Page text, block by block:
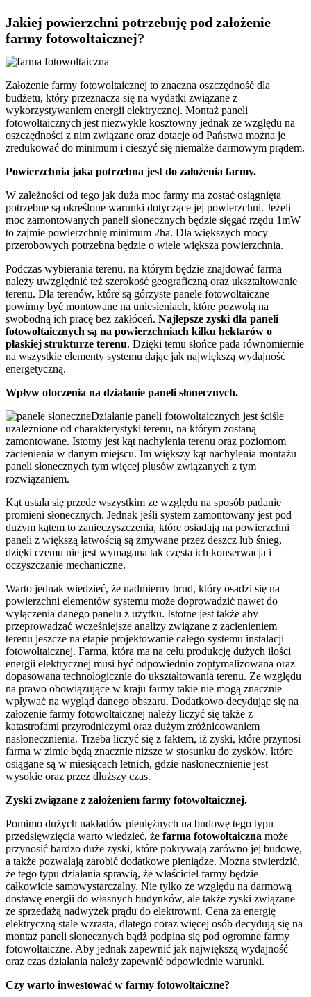
Jakiej powierzchni potrzebuję pod założenie
farmy fotowoltaicznej?
Założenie farmy fotowoltaicznej to znaczna oszczędność dla
budżetu, który przeznacza się na wydatki związane z
wykorzystywaniem energii elektrycznej. Montaż paneli
fotowoltaicznych jest niezwykle kosztowny jednak ze względu na
oszczędności z nim związane oraz dotacje od Państwa można je
zredukować do minimum i cieszyć się niemalże darmowym prądem.
Powierzchnia jaka potrzebna jest do założenia farmy.
W zależności od tego jak duża moc farmy ma zostać osiągnięta
potrzebne są określone warunki dotyczące jej powierzchni. Jeżeli
moc zamontowanych paneli słonecznych będzie sięgać rzędu 1mW
to zajmie powierzchnię minimum 2ha. Dla większych mocy
przerobowych potrzebna będzie o wiele większa powierzchnia.
Podczas wybierania terenu, na którym będzie znajdować farma
należy uwzględnić też szerokość geograficzną oraz ukształtowanie
terenu. Dla terenów, które są górzyste panele fotowoltaiczne
powinny być montowane na uniesieniach, które pozwolą na
swobodną ich pracę bez zakłóceń. Najlepsze zyski dla paneli
fotowoltaicznych są na powierzchniach kilku hektarów o
płaskiej strukturze terenu. Dzięki temu słońce pada równomiernie
na wszystkie elementy systemu dając jak największą wydajność
energetyczną.
Wpływ otoczenia na działanie paneli słonecznych.
Działanie paneli fotowoltaicznych jest ściśle
uzależnione od charakterystyki terenu, na którym zostaną
zamontowane. Istotny jest kąt nachylenia terenu oraz poziomom
zacienienia w danym miejscu. Im większy kąt nachylenia montażu
paneli słonecznych tym więcej plusów związanych z tym
rozwiązaniem.
Kąt ustala się przede wszystkim ze względu na sposób padanie
promieni słonecznych. Jednak jeśli system zamontowany jest pod
dużym kątem to zanieczyszczenia, które osiadają na powierzchni
paneli z większą łatwością są zmywane przez deszcz lub śnieg,
dzięki czemu nie jest wymagana tak częsta ich konserwacja i
oczyszczanie mechaniczne.
Warto jednak wiedzieć, że nadmierny brud, który osadzi się na
powierzchni elementów systemu może doprowadzić nawet do
wyłączenia danego panelu z użytku. Istotne jest także aby
przeprowadzać wcześniejsze analizy związane z zacienieniem
terenu jeszcze na etapie projektowanie całego systemu instalacji
fotowoltaicznej. Farma, która ma na celu produkcję dużych ilości
energii elektrycznej musi być odpowiednio zoptymalizowana oraz
dopasowana technologicznie do ukształtowania terenu. Ze względu
na prawo obowiązujące w kraju farmy takie nie mogą znacznie
wpływać na wygląd danego obszaru. Dodatkowo decydując się na
założenie farmy fotowoltaicznej należy liczyć się także z
katastrofami przyrodniczymi oraz dużym zróżnicowaniem
nasłonecznienia. Trzeba liczyć się z faktem, iż zyski, które przynosi
farma w zimie będą znacznie niższe w stosunku do zysków, które
osiągane są w miesiącach letnich, gdzie nasłonecznienie jest
wysokie oraz przez dłuższy czas.
Zyski związane z założeniem farmy fotowoltaicznej.
Pomimo dużych nakładów pieniężnych na budowę tego typu
przedsięwzięcia warto wiedzieć, że farma fotowoltaiczna może
przynosić bardzo duże zyski, które pokrywają zarówno jej budowę,
a także pozwalają zarobić dodatkowe pieniądze. Można stwierdzić,
że tego typu działania sprawią, że właściciel farmy będzie
całkowicie samowystarczalny. Nie tylko ze względu na darmową
dostawę energii do własnych budynków, ale także zyski związane
ze sprzedażą nadwyżek prądu do elektrowni. Cena za energię
elektryczną stale wzrasta, dlatego coraz więcej osób decydują się na
montaż paneli słonecznych bądź podpina się pod ogromne farmy
fotowoltaiczne. Aby jednak zapewnić jak największą wydajność
oraz czas działania należy zapewnić odpowiednie warunki.
Czy warto inwestować w farmy fotowoltaiczne?